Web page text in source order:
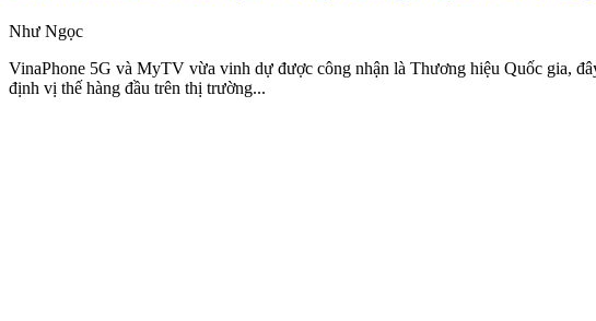
Như Ngọc
VinaPhone 5G và MyTV vừa vinh dự được công nhận là Thương hiệu Quốc gia,
định vị thế hàng đầu trên thị trường...